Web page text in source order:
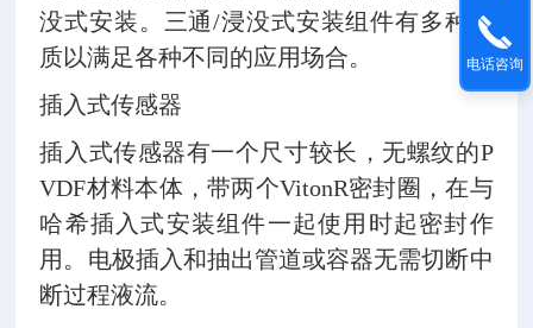
没式安装。三通/浸没式安装组件有多种材
质以满足各种不同的应用场合。
插入式传感器
插入式传感器有一个尺寸较长，无螺纹的P
VDF材料本体，带两个VitonR密封圈，在与
哈希插入式安装组件一起使用时起密封作
用。电极插入和抽出管道或容器无需切断中
断过程液流。
电话咨询